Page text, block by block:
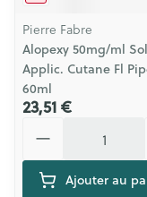
Pierre Fabre
Alopexy 50mg/ml Sol
Applic. Cutane Fl
60ml
23,51 €
Ajouter au